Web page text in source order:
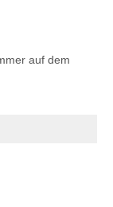
auf dem